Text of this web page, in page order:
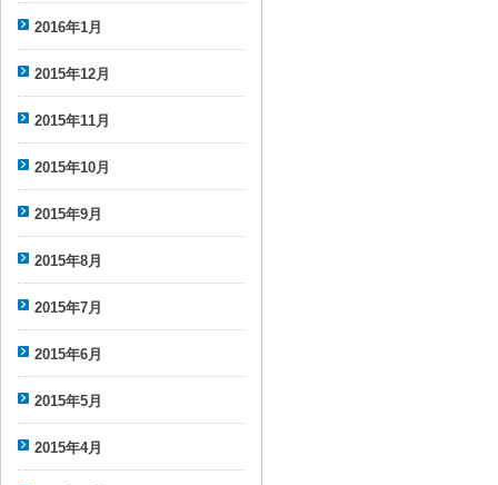
2016年1月
2015年12月
2015年11月
2015年10月
2015年9月
2015年8月
2015年7月
2015年6月
2015年5月
2015年4月